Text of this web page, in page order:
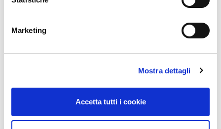
Marketing
Mostra dettagli
Accetta tutti i cookie
Comunità energetiche